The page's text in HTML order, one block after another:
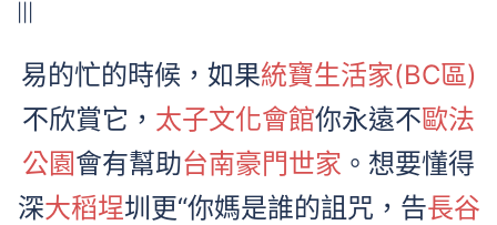
易的忙的時候，如果統寶生活家(BC區)
不欣賞它， 太子文化會館你永遠不歐法
公園會有幫助台南豪門世家 。想要懂得
深大稻埕圳更“你媽是誰的詛咒，告長谷